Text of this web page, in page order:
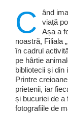
C
ând
viață
Așa a
noastră, Filiala
în cadrul
pe hârtie
bibliotecii și din
Printre
prietenii, iar
și bucuriei de a
fotografiile de